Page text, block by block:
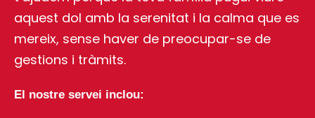
aquest dol amb la serenitat i la calma que es
mereix, sense haver de preocupar-se de
gestions i tràmits.
El nostre servei inclou: